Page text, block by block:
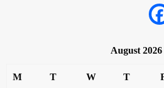
August 2026
M T W T